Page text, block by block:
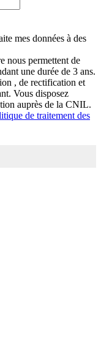
mes données à des
nous permettent de
une durée de 3 ans.
, de rectification et
Vous disposez
auprès de la CNIL.
de traitement des